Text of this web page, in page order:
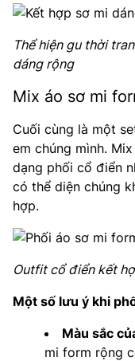
Thể hiện gu thời
dáng rộng
Mix áo sơ mi
Cuối cùng là một
em chúng mình.
dạng phối cổ điển
có thể diện chúng
hợp.
Outfit cổ điển kết
Một số lưu ý khi
Màu sắc
mi form rộng